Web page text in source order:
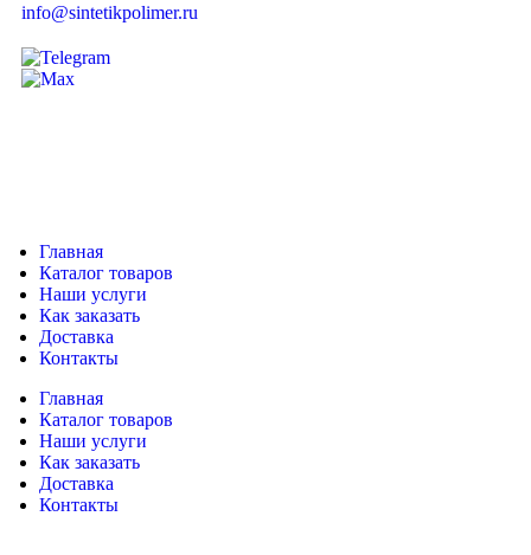
info@sintetikpolimer.ru
Главная
Каталог товаров
Наши услуги
Как заказать
Доставка
Контакты
Главная
Каталог товаров
Наши услуги
Как заказать
Доставка
Контакты